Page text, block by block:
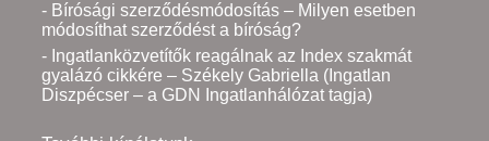
- Bírósági szerződésmódosítás – Milyen esetben
módosíthat szerződést a bíróság?
- Ingatlanközvetítők reagálnak az Index szakmát
gyalázó cikkére – Székely Gabriella (Ingatlan
Diszpécser – a GDN Ingatlanhálózat tagja)